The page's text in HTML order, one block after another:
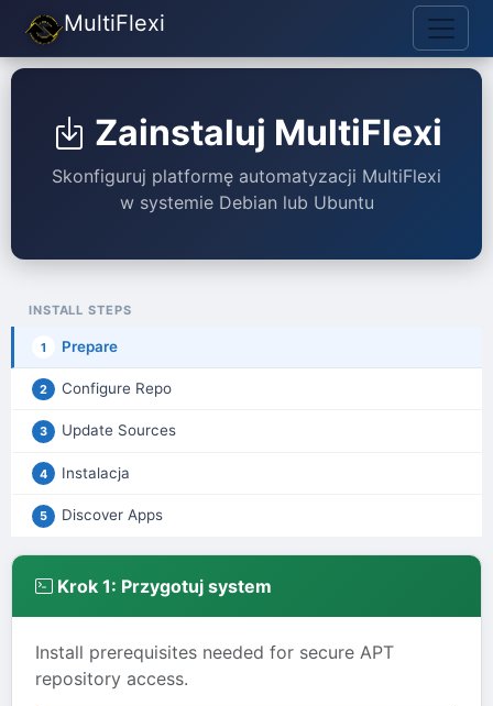
MultiFlexi
Zainstaluj MultiFlexi
Skonfiguruj platformę automatyzacji MultiFlexi
w systemie Debian lub Ubuntu
INSTALL STEPS
1 Prepare
2 Configure Repo
3 Update Sources
4 Instalacja
5 Discover Apps
Krok 1: Przygotuj system
Install prerequisites needed for secure APT
repository access.